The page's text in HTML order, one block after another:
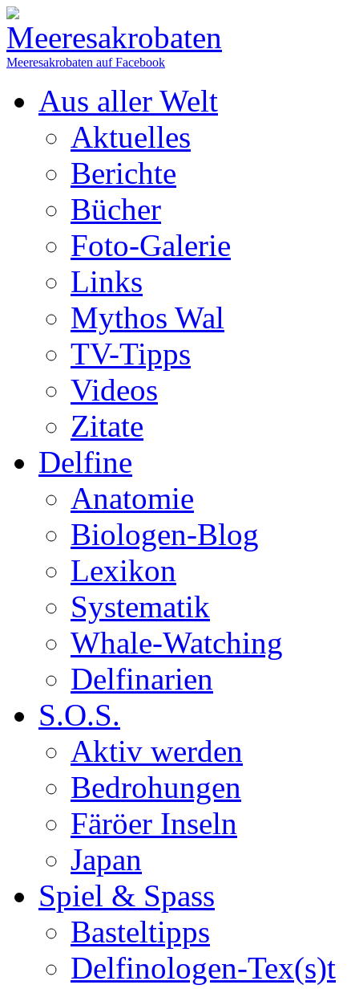
Meeresakrobaten auf Facebook
Aus aller Welt
Aktuelles
Berichte
Bücher
Foto-Galerie
Links
Mythos Wal
TV-Tipps
Videos
Zitate
Delfine
Anatomie
Biologen-Blog
Lexikon
Systematik
Whale-Watching
Delfinarien
S.O.S.
Aktiv werden
Bedrohungen
Färöer Inseln
Japan
Spiel & Spass
Basteltipps
Delfinologen-Tex(s)t